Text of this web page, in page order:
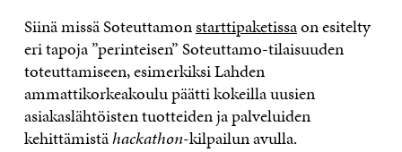
Siinä missä Soteuttamonstarttipaketissaon esitelty
eri tapoja ”perinteisen” Soteuttamo-tilaisuuden
toteuttamiseen, esimerkiksi Lahden
ammattikorkeakoulu päätti kokeilla uusien
asiakaslähtöisten tuotteiden ja palveluiden
kehittämistähackathon-kilpailun avulla.